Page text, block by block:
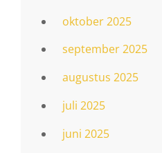
oktober 2025
september 2025
augustus 2025
juli 2025
juni 2025